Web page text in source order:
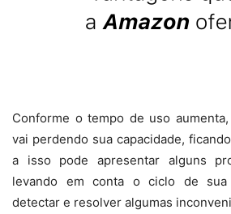
Conforme o tempo de uso
vai perdendo sua capacidade,
a isso pode apresentar alguns
levando em conta o ciclo de
detectar e resolver algumas